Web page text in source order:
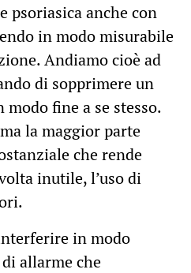
psoriasica anche con
in modo misurabile
Andiamo cioè ad
di sopprimere un
modo fine a se stesso.
la maggior parte
che rende
inutile, l’uso di
in modo
allarme che